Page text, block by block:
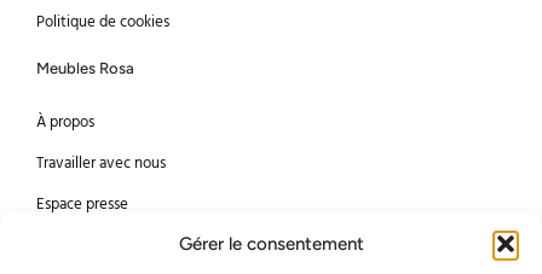
Gérer le consentement
Politique de cookies
Meubles Rosa
À propos
Travailler avec nous
Espace presse
Méthodes de paiement